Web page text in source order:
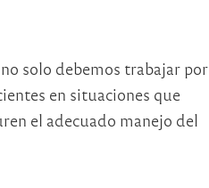
solo debemos trabajar por
en situaciones que
el adecuado manejo del